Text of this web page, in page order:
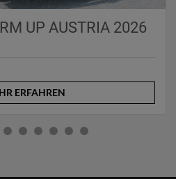
UP AUSTRIA 2026
ERFAHREN